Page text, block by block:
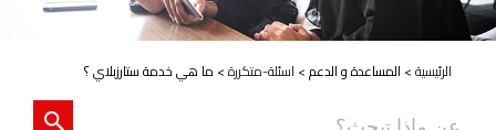
الرئيسية> المساعدة و الدعم> اسئلة-متكررة> ما هي خدمة ستارزبلاي ؟